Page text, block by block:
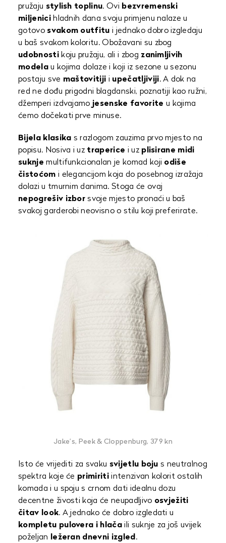
pružaju stylish toplinu. Ovi bezvremenski
miljenicihladnih dana svoju primjenu nalaze u
gotovo svakom outfitu i jednako dobro izgledaju
u baš svakom koloritu. Obožavani su zbog
udobnostikoju pružaju, ali i zbog zanimljivih
modelau kojima dolaze i koji iz sezone u sezonu
postaju sve maštovitiji i upečatljiviji. A dok na
red ne dođu prigodni blagdanski, poznatiji kao ružni,
džemperi izdvajamo jesenske favorite u kojima
ćemo dočekati prve minuse.
Bijela klasika s razlogom zauzima prvo mjesto na
popisu. Nosiva i uz traperice i uz plisirane midi
suknje multifunkcionalan je komad koji odiše
čistoćom i elegancijom koja do posebnog izražaja
dolazi u tmurnim danima. Stoga će ovaj
nepogrešiv izbor svoje mjesto pronaći u baš
svakoj garderobi neovisno o stilu koji preferirate.
Jake’s, Peek & Cloppenburg, 379 kn
Isto će vrijediti za svaku svijetlu boju s neutralnog
spektra koje će primiriti intenzivan kolorit ostalih
komada i u spoju s crnom dati idealnu dozu
decentne živosti koja će neupadljivo osvježiti
čitav look. A jednako će dobro izgledati u
kompletu pulovera i hlača ili suknje za još uvijek
poželjan
ležeran dnevni izgled .